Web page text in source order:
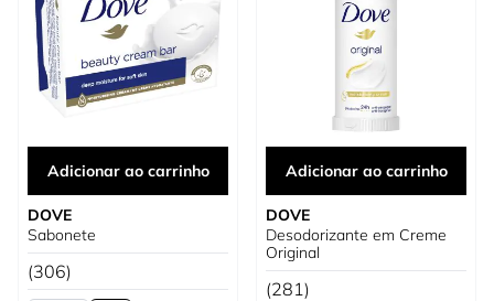
Adicionar ao carrinho
DOVE
Sabonete
(306)
Adicionar ao carrinho
DOVE
Desodorizante em Creme
Original
(281)